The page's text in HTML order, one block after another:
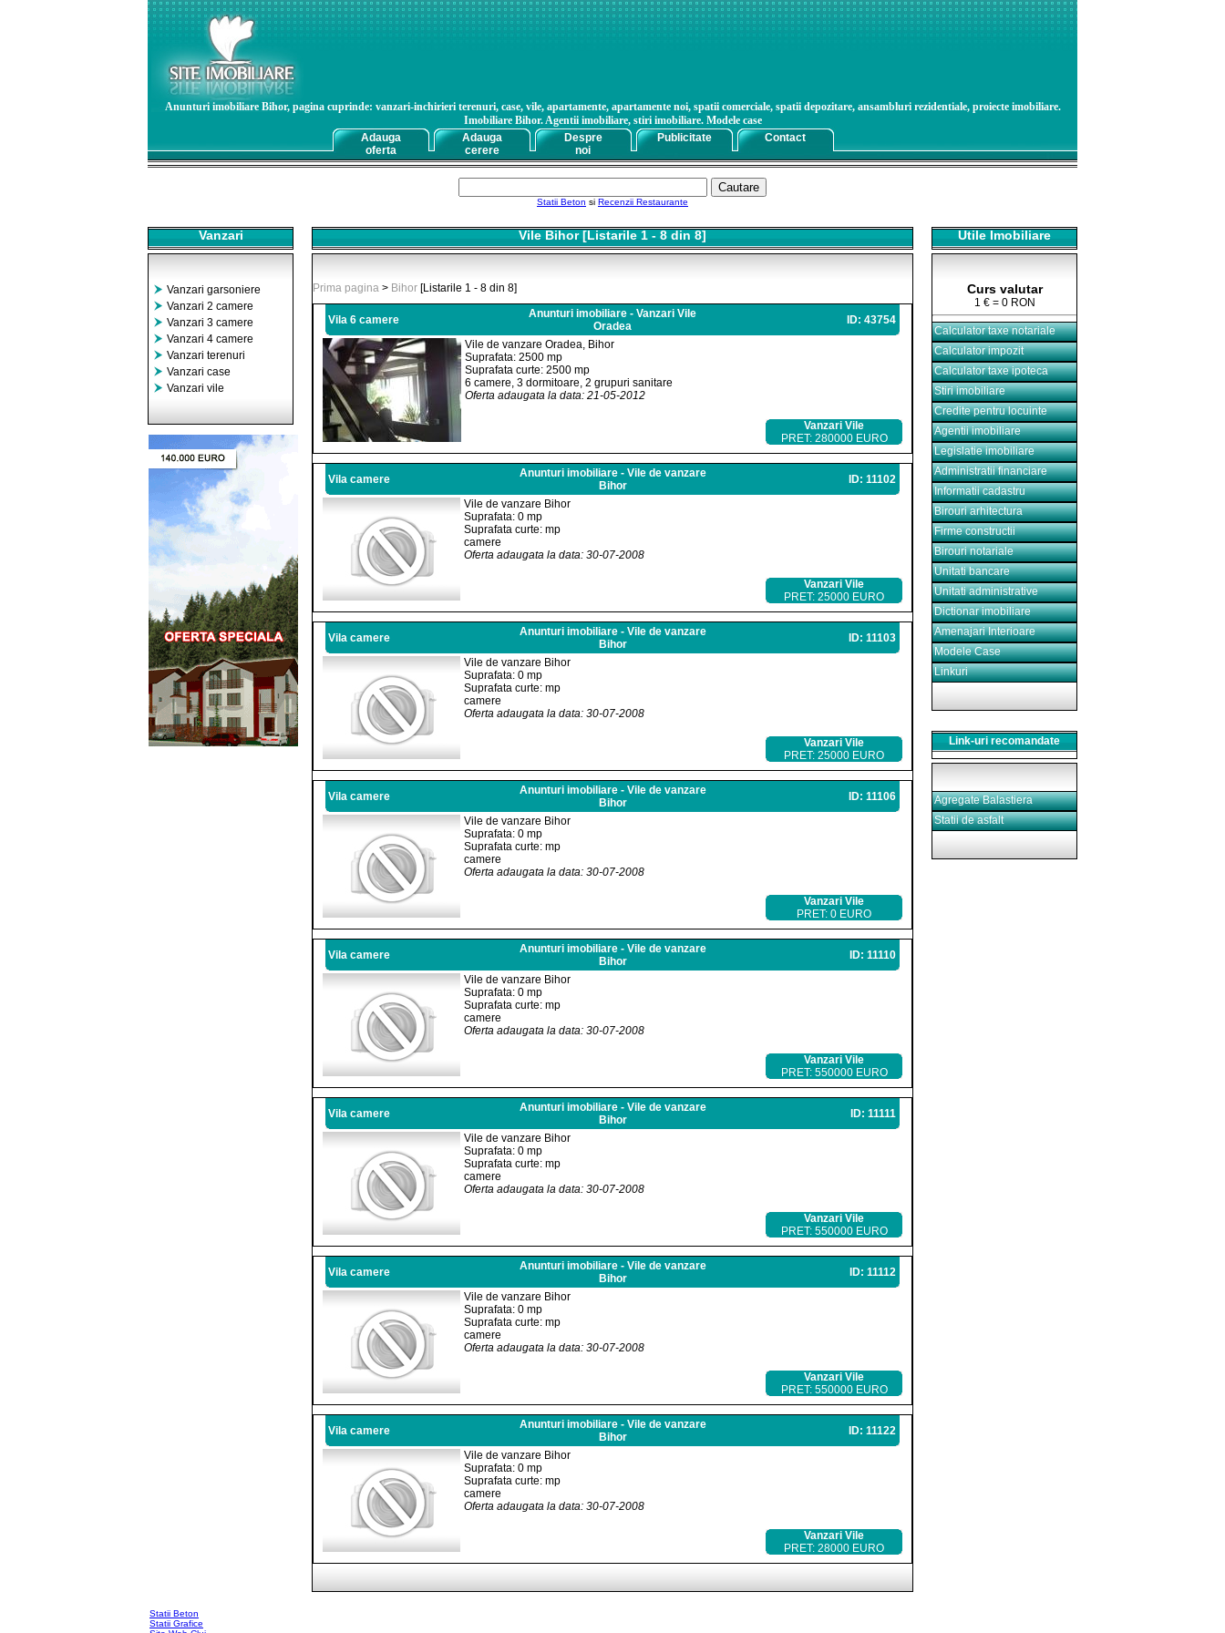
Anunturi imobiliare Bihor, pagina cuprinde: vanzari-inchirieri terenuri, case, vile, apartamente, apartamente noi, spatii comerciale, spatii depozitare, ansambluri rezidentiale, proiecte imobiliare.
Imobiliare Bihor. Agentii imobiliare, stiri imobiliare. Modele case
Adauga
oferta
Adauga
cerere
Despre
noi
Publicitate Contact
Statii Beton si Recenzii Restaurante
Vanzari
Vanzari garsoniere
Vanzari 2 camere
Vanzari 3 camere
Vanzari 4 camere
Vanzari terenuri
Vanzari case
Vanzari vile
Vile Bihor [Listarile 1 - 8 din 8]
Prima pagina > Bihor [Listarile 1 - 8 din 8]
Vila 6 camere
Anunturi imobiliare - Vanzari Vile
Oradea
ID: 43754
Vile de vanzare Oradea, Bihor
Suprafata: 2500 mp
Suprafata curte: 2500 mp
6 camere, 3 dormitoare, 2 grupuri sanitare
Oferta adaugata la data: 21-05-2012
Vanzari Vile
PRET: 280000 EURO
Vila camere
Anunturi imobiliare - Vile de vanzare
Bihor
ID: 11102
Vile de vanzare Bihor
Suprafata: 0 mp
Suprafata curte: mp
camere
Oferta adaugata la data: 30-07-2008
Vanzari Vile
PRET: 25000 EURO
Vila camere
Anunturi imobiliare - Vile de vanzare
Bihor
ID: 11103
Vile de vanzare Bihor
Suprafata: 0 mp
Suprafata curte: mp
camere
Oferta adaugata la data: 30-07-2008
Vanzari Vile
PRET: 25000 EURO
Vila camere
Anunturi imobiliare - Vile de vanzare
Bihor
ID: 11106
Vile de vanzare Bihor
Suprafata: 0 mp
Suprafata curte: mp
camere
Oferta adaugata la data: 30-07-2008
Vanzari Vile
PRET: 0 EURO
Vila camere
Anunturi imobiliare - Vile de vanzare
Bihor
ID: 11110
Vile de vanzare Bihor
Suprafata: 0 mp
Suprafata curte: mp
camere
Oferta adaugata la data: 30-07-2008
Vanzari Vile
PRET: 550000 EURO
Vila camere
Anunturi imobiliare - Vile de vanzare
Bihor
ID: 11111
Vile de vanzare Bihor
Suprafata: 0 mp
Suprafata curte: mp
camere
Oferta adaugata la data: 30-07-2008
Vanzari Vile
PRET: 550000 EURO
Vila camere
Anunturi imobiliare - Vile de vanzare
Bihor
ID: 11112
Vile de vanzare Bihor
Suprafata: 0 mp
Suprafata curte: mp
camere
Oferta adaugata la data: 30-07-2008
Vanzari Vile
PRET: 550000 EURO
Vila camere
Anunturi imobiliare - Vile de vanzare
Bihor
ID: 11122
Vile de vanzare Bihor
Suprafata: 0 mp
Suprafata curte: mp
camere
Oferta adaugata la data: 30-07-2008
Vanzari Vile
PRET: 28000 EURO
Utile Imobiliare
Curs valutar
1 € = 0 RON
Calculator taxe notariale
Calculator impozit
Calculator taxe ipoteca
Stiri imobiliare
Credite pentru locuinte
Agentii imobiliare
Legislatie imobiliare
Administratii financiare
Informatii cadastru
Birouri arhitectura
Firme constructii
Birouri notariale
Unitati bancare
Unitati administrative
Dictionar imobiliare
Amenajari Interioare
Modele Case
Linkuri
Link-uri recomandate
Agregate Balastiera
Statii de asfalt
Statii Beton
Statii Grafice